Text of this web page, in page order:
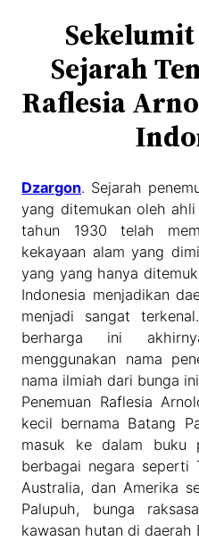
Sejarah
Raflesia
Dzargon. Sejarah
yang ditemukan oleh
tahun 1930 telah
kekayaan alam yang
yang yang hanya
Indonesia menjadikan
menjadi sangat
berharga ini
menggunakan nama
nama ilmiah dari bunga
Penemuan Raflesia
kecil bernama Batang
masuk ke dalam buku
berbagai negara seperti
Australia, dan Amerika
Palupuh, bunga
kawasan hutan di daerah